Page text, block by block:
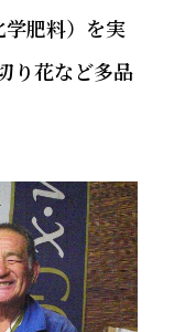
肥料）を実
り花など多品